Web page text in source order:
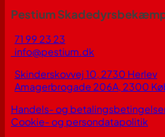
Pestium
71 99 23 23
info@pestium.dk
Skinderskovvej 10, 2730 Herlev
Amagerbrogade 206A, 2300
Handels- og
Cookie- og persondatapolitik